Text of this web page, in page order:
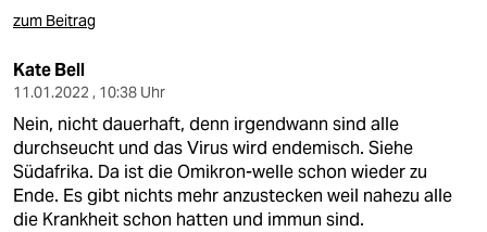
zum Beitrag
Kate Bell
11.01.2022 , 10:38 Uhr
Nein, nicht dauerhaft, denn irgendwann sind alle
durchseucht und das Virus wird endemisch. Siehe
Südafrika. Da ist die Omikron-welle schon wieder zu
Ende. Es gibt nichts mehr anzustecken weil nahezu alle
die Krankheit schon hatten und immun sind.